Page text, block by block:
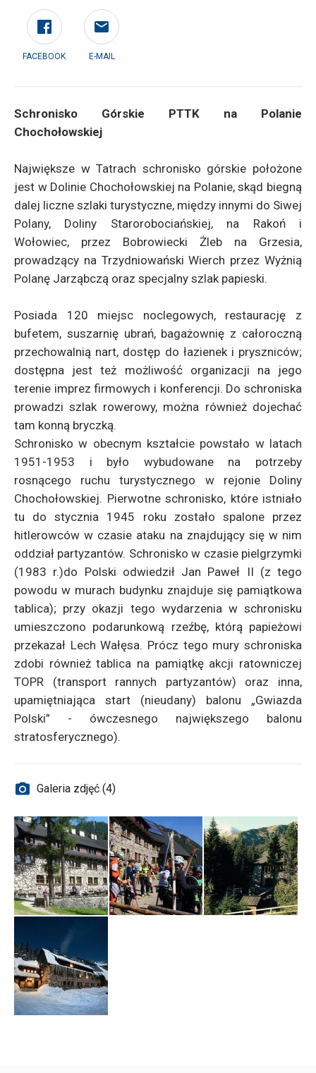
FACEBOOK E-MAIL
Schronisko Górskie PTTK na Polanie
Chochołowskiej
Największe w Tatrach schronisko górskie położone
jest w Dolinie Chochołowskiej na Polanie, skąd biegną
dalej liczne szlaki turystyczne, między innymi do Siwej
Polany, Doliny Starorobociańskiej, na Rakoń i
Wołowiec, przez Bobrowiecki Żleb na Grzesia,
prowadzący na Trzydniowański Wierch przez Wyżnią
Polanę Jarząbczą oraz specjalny szlak papieski.
Posiada 120 miejsc noclegowych, restaurację z
bufetem, suszarnię ubrań, bagażownię z całoroczną
przechowalnią nart, dostęp do łazienek i pryszniców;
dostępna jest też możliwość organizacji na jego
terenie imprez firmowych i konferencji. Do schroniska
prowadzi szlak rowerowy, można również dojechać
tam konną bryczką.
Schronisko w obecnym kształcie powstało w latach
1951-1953 i było wybudowane na potrzeby
rosnącego ruchu turystycznego w rejonie Doliny
Chochołowskiej. Pierwotne schronisko, które istniało
tu do stycznia 1945 roku zostało spalone przez
hitlerowców w czasie ataku na znajdujący się w nim
oddział partyzantów. Schronisko w czasie pielgrzymki
(1983 r.)do Polski odwiedził Jan Paweł II (z tego
powodu w murach budynku znajduje się pamiątkowa
tablica); przy okazji tego wydarzenia w schronisku
umieszczono podarunkową rzeźbę, którą papieżowi
przekazał Lech Wałęsa. Prócz tego mury schroniska
zdobi również tablica na pamiątkę akcji ratowniczej
TOPR (transport rannych partyzantów) oraz inna,
upamiętniająca start (nieudany) balonu „Gwiazda
Polski” - ówczesnego największego balonu
stratosferycznego).
Galeria zdjęć (4)